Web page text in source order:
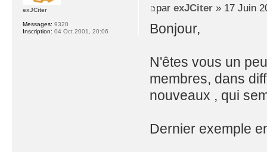
par exJCiter» 17 Juin
Bonjour,
N'êtes vous un
membres, dans
nouveaux , qui
Dernier exemple
exJCiter
Messages: 9320
Inscription: 04 Oct 2001, 20:06